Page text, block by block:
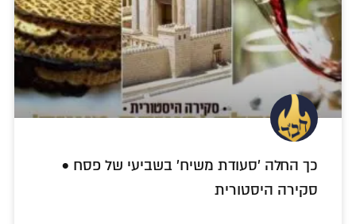
כך החלה 'סעודת משיח' בשביעי של פסח •
סקירה היסטורית